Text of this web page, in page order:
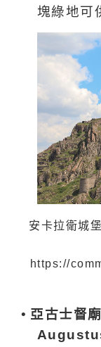
塊綠地可
安卡拉衛城堡
https://
• 亞古士督廟